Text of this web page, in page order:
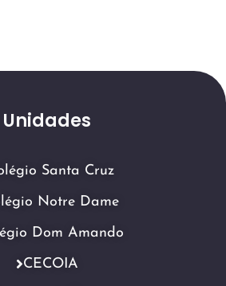
Unidades
Santa Cruz
Notre Dame
Dom Amando
CECOIA